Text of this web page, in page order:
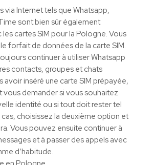
via Internet tels que Whatsapp,
sont bien sûr également
cartes SIM pour la Pologne. Vous
forfait de données de la carte SIM.
continuer à utiliser Whatsapp
contacts, groupes et chats
avoir inséré une carte SIM prépayée,
vous demander si vous souhaitez
identité ou si tout doit rester tel
cas, choisissez la deuxième option et
Vous pouvez ensuite continuer à
et à passer des appels avec
d’habitude.